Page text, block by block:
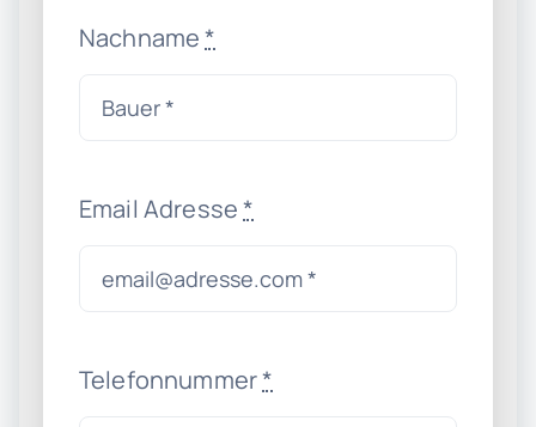
Nachname*
Email Adresse*
Telefonnummer*